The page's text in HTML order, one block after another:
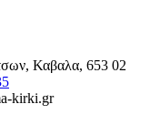
Καβαλα, 653 02
kirki.gr